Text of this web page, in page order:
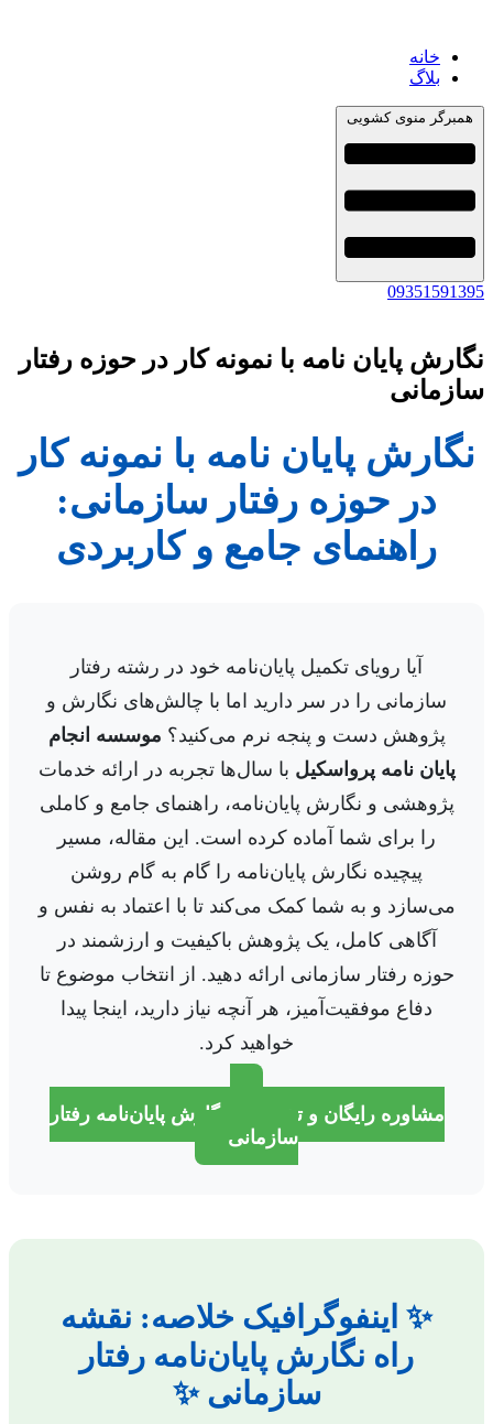
خانه
بلاگ
همبرگر منوی کشویی
09351591395
نگارش پایان نامه با نمونه کار در حوزه رفتار
سازمانی
نگارش پایان نامه با نمونه کار
در حوزه رفتار سازمانی:
راهنمای جامع و کاربردی
آیا رویای تکمیل پایان‌نامه خود در رشته رفتار
سازمانی را در سر دارید اما با چالش‌های نگارش و
پژوهش دست و پنجه نرم می‌کنید؟ موسسه انجام
پایان نامه پرواسکیل با سال‌ها تجربه در ارائه خدمات
پژوهشی و نگارش پایان‌نامه، راهنمای جامع و کاملی
را برای شما آماده کرده است. این مقاله، مسیر
پیچیده نگارش پایان‌نامه را گام به گام روشن
می‌سازد و به شما کمک می‌کند تا با اعتماد به نفس و
آگاهی کامل، یک پژوهش باکیفیت و ارزشمند در
حوزه رفتار سازمانی ارائه دهید. از انتخاب موضوع تا
دفاع موفقیت‌آمیز، هر آنچه نیاز دارید، اینجا پیدا
خواهید کرد.
مشاوره رایگان و تخصصی نگارش پایان‌نامه رفتار
سازمانی
✨ اینفوگرافیک خلاصه: نقشه
راه نگارش پایان‌نامه رفتار
سازمانی ✨